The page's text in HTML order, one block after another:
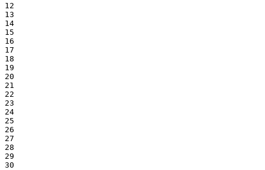
12
13
14
15
16
17
18
19
20
21
22
23
24
25
26
27
28
29
30